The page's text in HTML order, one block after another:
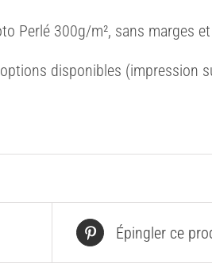
Perlé 300g/m², sans marges
disponibles (impression
Épingler ce